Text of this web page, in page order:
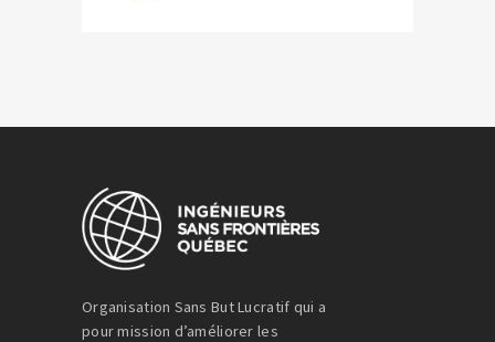
Organisation Sans But Lucratif qui a
pour mission d’améliorer les